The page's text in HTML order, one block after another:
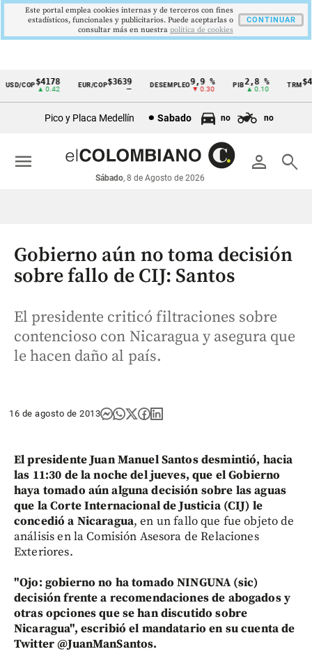
Cintillo
económicos
Colombia
COP$4178
▲ 0.42
EUR/COP$3639 DESEMPLEO 9,9 %
▼ 0.30
PIB2,8 %
▲ 0.10
TRM
Pico y Placa Medellín Sabado no no
person search
Sábado, 8 de Agosto de 2026
menu
Gobierno aún no toma decisión
sobre fallo de CIJ: Santos
El presidente criticó filtraciones sobre
contencioso con Nicaragua y asegura que
le hacen daño al país.
16 de agosto de 2013
El presidente Juan Manuel Santos desmintió, hacia
las 11:30 de la noche del jueves, que el Gobierno
haya tomado aún alguna decisión sobre las aguas
que la Corte Internacional de Justicia (CIJ) le
concedió a Nicaragua, en un fallo que fue objeto de
análisis en la Comisión Asesora de Relaciones
Exteriores.
"Ojo: gobierno no ha tomado NINGUNA (sic)
decisión frente a recomendaciones de abogados y
otras opciones que se han discutido sobre
Nicaragua", escribió el mandatario en su cuenta de
Twitter @JuanManSantos.
Este portal emplea cookies internas y de terceros con fines
estadísticos, funcionales y publicitarios. Puede aceptarlas o
consultar más en nuestra politica de cookies
CONTINUAR